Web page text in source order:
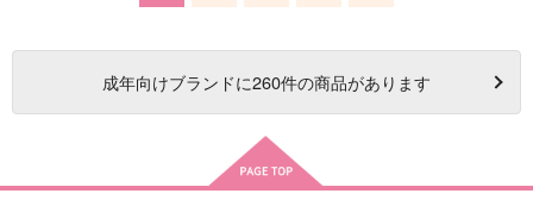
成年向けブランドに260件の商品があります